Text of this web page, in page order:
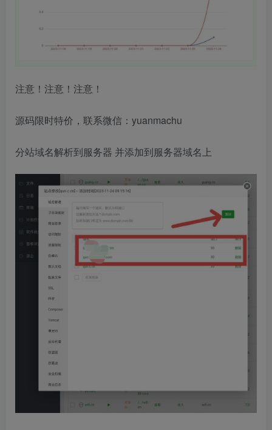
注意！注意！注意！
源码限时特价，联系微信：yuanmachu
分站域名解析到服务器 并添加到服务器域名上